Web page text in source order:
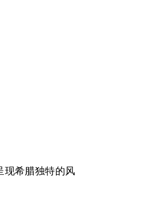
现希腊独特的风